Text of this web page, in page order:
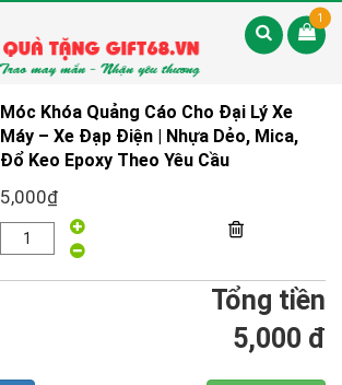
1
Móc Khóa Quảng Cáo Cho Đại Lý Xe
Máy – Xe Đạp Điện | Nhựa Dẻo, Mica,
Đổ Keo Epoxy Theo Yêu Cầu
5,000₫
Tổng tiền
5,000 đ